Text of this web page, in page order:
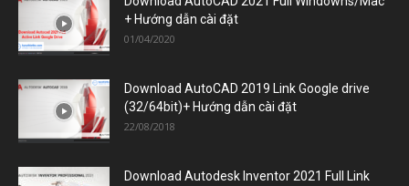
+ Hướng dẫn cài đặt
01/04/2020
Download AutoCAD 2019 Link Google drive
(32/64bit)+ Hướng dẫn cài đặt
22/08/2018
Download Autodesk Inventor 2021 Full Link